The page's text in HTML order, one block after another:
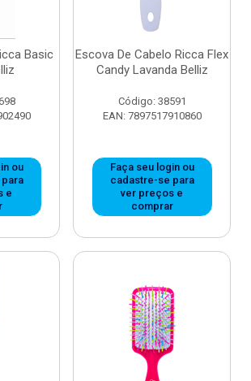
Basic
ou
e
Escova De Cabelo Ricca Flex
Candy Lavanda Belliz
Código: 38591
EAN: 7897517910860
Faça seu login ou
cadastre-se para
ver preços e
comprar